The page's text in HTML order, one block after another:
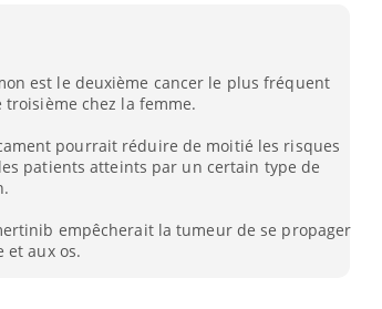
est le deuxième cancer le plus fréquent
troisième chez la femme.
pourrait réduire de moitié les risques
patients atteints par un certain type de
empêcherait la tumeur de se propager
et aux os.
rend
Insuline & Charge mentale : et si on
osait en parler??Youtube
reste entourée d'idées reçues chez les
patients comme parfois chez les soignants.